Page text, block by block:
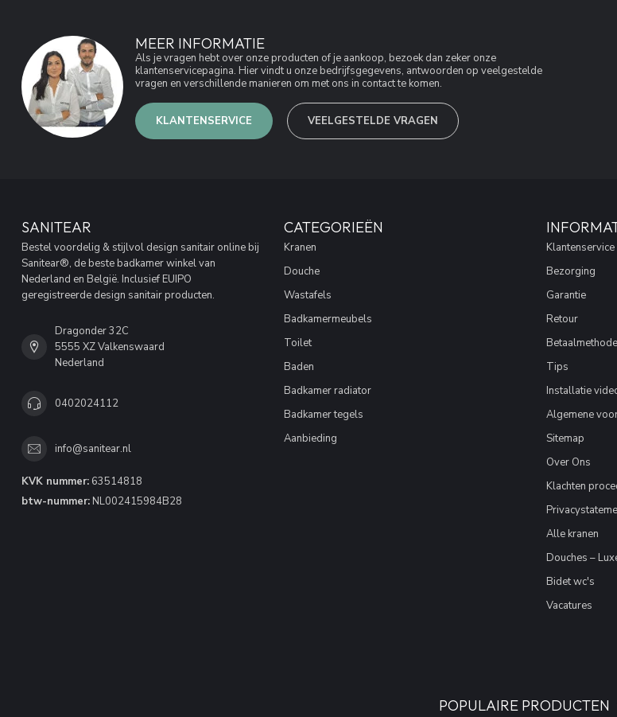
MEER INFORMATIE
Als je vragen hebt over onze producten of je aankoop, bezoek dan zeker onze
klantenservicepagina. Hier vindt u onze bedrijfsgegevens, antwoorden op veelgestelde
vragen en verschillende manieren om met ons in contact te komen.
KLANTENSERVICE VEELGESTELDE VRAGEN
SANITEAR
Bestel voordelig & stijlvol design sanitair online bij
Sanitear®, de beste badkamer winkel van
Nederland en België. Inclusief EUIPO
geregistreerde design sanitair producten.
Dragonder 32C
5555 XZ Valkenswaard
Nederland
0402024112
info@sanitear.nl
KVK nummer: 63514818
btw-nummer: NL002415984B28
CATEGORIEËN
Kranen
Douche
Wastafels
Badkamermeubels
Toilet
Baden
Badkamer radiator
Badkamer tegels
Aanbieding
Klantenservice
Bezorging
Garantie
Retour
Tips
Installatie
Algemene
Sitemap
Over Ons
Klachten
Alle kranen
Douches –
Bidet wc's
Vacatures
POPULAIRE PRODUCTEN